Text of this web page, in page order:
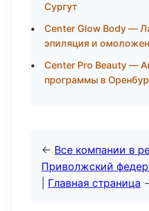
Сургут
Center Glow Body —
эпиляция и
Center Pro Beauty —
программы в
← Все компании в
Приволжский
Главная страница